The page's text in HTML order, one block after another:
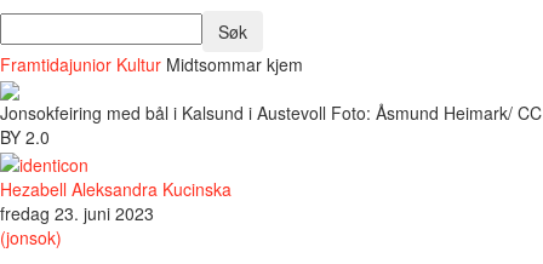
Framtidajunior Kultur Midtsommar kjem
Jonsokfeiring med bål i Kalsund i Austevoll Foto: Åsmund Heimark/ CC
BY 2.0
Hezabell Aleksandra Kucinska
fredag 23. juni 2023
(jonsok)